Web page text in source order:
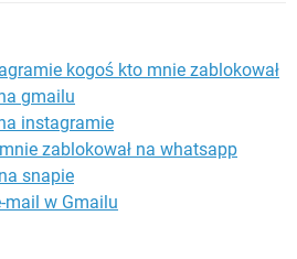
kogoś kto mnie zablokował
gmailu
instagramie
zablokował na whatsapp
snapie
mail w Gmailu